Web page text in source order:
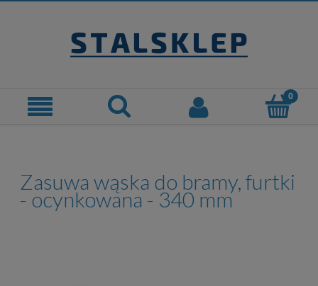
Zasuwa wąska do bramy, furtki
- ocynkowana - 340 mm